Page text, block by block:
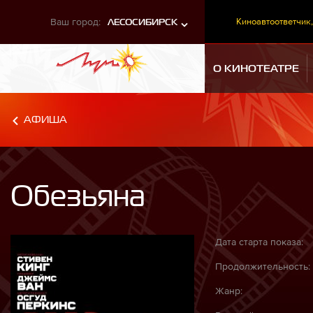
Ваш город: ЛЕСОСИБИРСК Киноавтоответчик,
О КИНОТЕАТРЕ
АФИША
Обезьяна
Дата старта показа:
Продолжительность:
Жанр: